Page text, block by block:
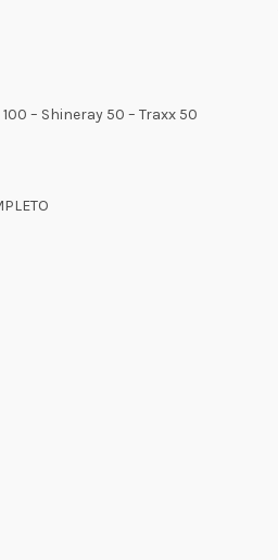
– Shineray 50 – Traxx 50